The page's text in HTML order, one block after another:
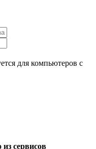
для компьютеров с
сервисов